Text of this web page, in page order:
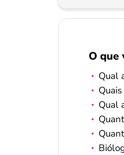
O que
Qual
Qual